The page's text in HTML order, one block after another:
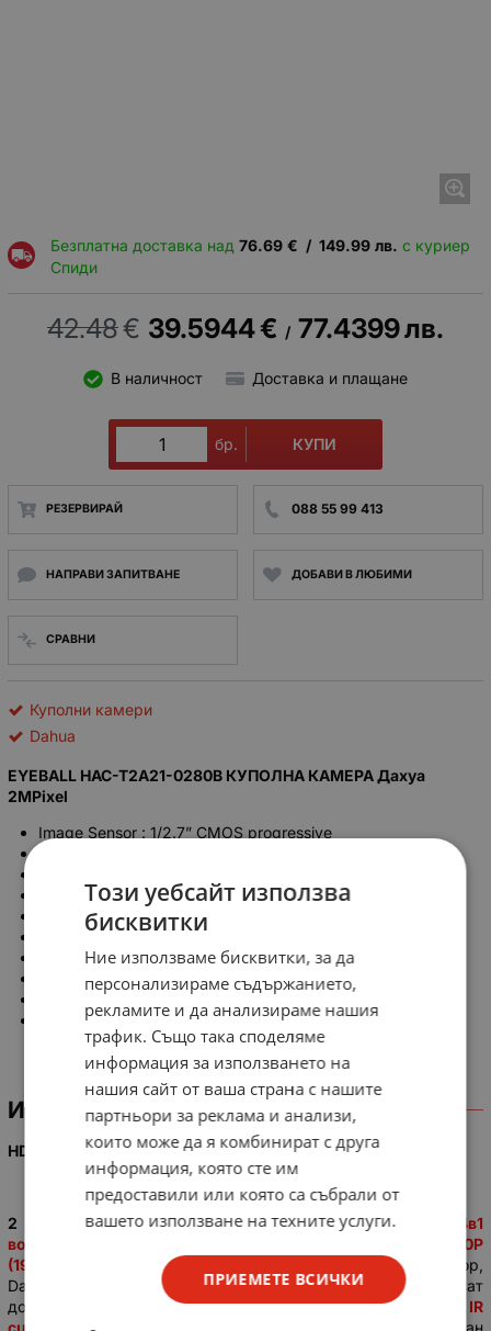
Безплатна доставка над 76.69 € / 149.99 лв. с куриер
Спиди
42.48€ 39.5944€ / 77.4399лв.
В наличност Доставка и плащане
бр. КУПИ
РЕЗЕРВИРАЙ 088 55 99 413
НАПРАВИ ЗАПИТВАНЕ ДОБАВИ В ЛЮБИМИ
СРАВНИ
Куполни камери
Dahua
EYEBALL HAC-T2A21-0280B КУПОЛНА КАМЕРА Дахуа
2MPixel
Image Sensor : 1/2.7” CMOS progressive
Lens Type : Fixed lens / Fixed iris
Focal Length: 2.8mm
Max Aperture : F1.85
Angle of View: H:103°
Power Supply : 12V DC ±30%
Power Consumption: Max. 2.7W (12V DC, IR on)
Ingress Protection & Vandal Resistance: IP67
ИНФОРМАЦИЯ
HDCVI EYEBALL HAC-T2A21-0280B КУПОЛНА КАМЕРА
2 Megapixel True
Day&Night HDCVI 4в1
водоустойчива
1080P
(1920x1080)/25FPS
,
1/2.7” CMOS progressive сензор,
Dahua
ISP, нтелигентно IR осветлени
с обхват
до
Microcrystalline LED с по-висока ефективност, IR
cut Filter
0.04Lux@F1.85/IRE30, 0Lux IR on, фиксиран
Този уебсайт използва
бисквитки
Ние използваме бисквитки, за да
персонализираме съдържанието,
рекламите и да анализираме нашия
трафик. Също така споделяме
информация за използването на
нашия сайт от ваша страна с нашите
партньори за реклама и анализи,
които може да я комбинират с друга
информация, която сте им
предоставили или която са събрали от
вашето използване на техните услуги.
ПРИЕМЕТЕ ВСИЧКИ